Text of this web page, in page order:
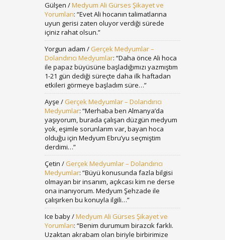
Gülşen /Medyum Ali Gürses Şikayet ve
Yorumları: “Evet Ali hocanın talimatlarına
uyun gerisi zaten oluyor verdiği sürede
içiniz rahat olsun.”
Yorgun adam / Gerçek Medyumlar –
Dolandırıcı Medyumlar: “Daha önce Ali hoca
ile papaz büyüsüne başladığımızı yazmıştım
1-21 gün dediği süreçte daha ilk haftadan
etkileri görmeye başladım süre…”
Ayşe / Gerçek Medyumlar – Dolandırıcı
Medyumlar: “Merhaba ben Almanya’da
yaşıyorum, burada çalışan düzgün medyum
yok, eşimle sorunlarım var, bayan hoca
olduğu için Medyum Ebru’yu seçmiştim
derdimi…”
Çetin / Gerçek Medyumlar – Dolandırıcı
Medyumlar: “Büyü konusunda fazla bilgisi
olmayan bir insanım, açıkcası kim ne derse
ona inanıyorum. Medyum Şehzade ile
çalışırken bu konuyla ilgili…”
Ice baby/Medyum Ali Gürses Şikayet ve
Yorumları: “Benim durumum birazcık farklı.
Uzaktan akrabam olan biriyle birbirimize